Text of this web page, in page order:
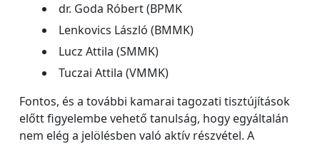
dr. Goda Róbert (BPMK
Lenkovics László (BMMK)
Lucz Attila (SMMK)
Tuczai Attila (VMMK)
Fontos, és a további kamarai tagozati tisztújítások
előtt figyelembe vehető tanulság, hogy egyáltalán
nem elég a jelölésben való aktív részvétel. A